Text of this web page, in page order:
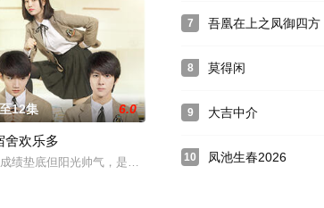
黎一萱 饰）实际上是因家事
总裁影帝，一个十八线小演员，两人很快陷入爱河，并悄悄
材剧，主要是讲述了 科技霸总薄修沉和天才萌宝梁小译因一
12集 6.0
舍欢乐多
绩垫底但阳光帅气，是篮球队队长。而周雪菲成绩优异，经
7 吾凰在上之凤御四方
8 莫得闲
9 大吉中介
10 凤池生春2026